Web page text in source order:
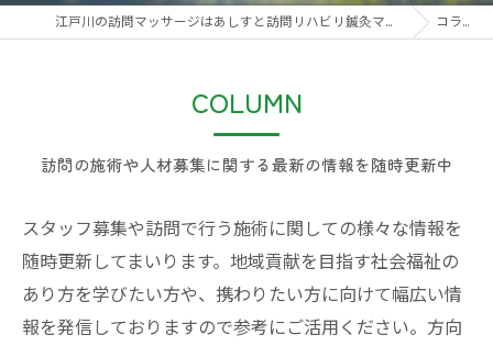
江戸川の訪問マッサージはあしすと訪問リハビリ鍼灸マッサージ院 コラム
COLUMN
訪問の施術や人材募集に関する最新の情報を随時更新中
スタッフ募集や訪問で行う施術に関しての様々な情報を
随時更新してまいります。地域貢献を目指す社会福祉の
あり方を学びたい方や、携わりたい方に向けて幅広い情
報を発信しておりますので参考にご活用ください。方向